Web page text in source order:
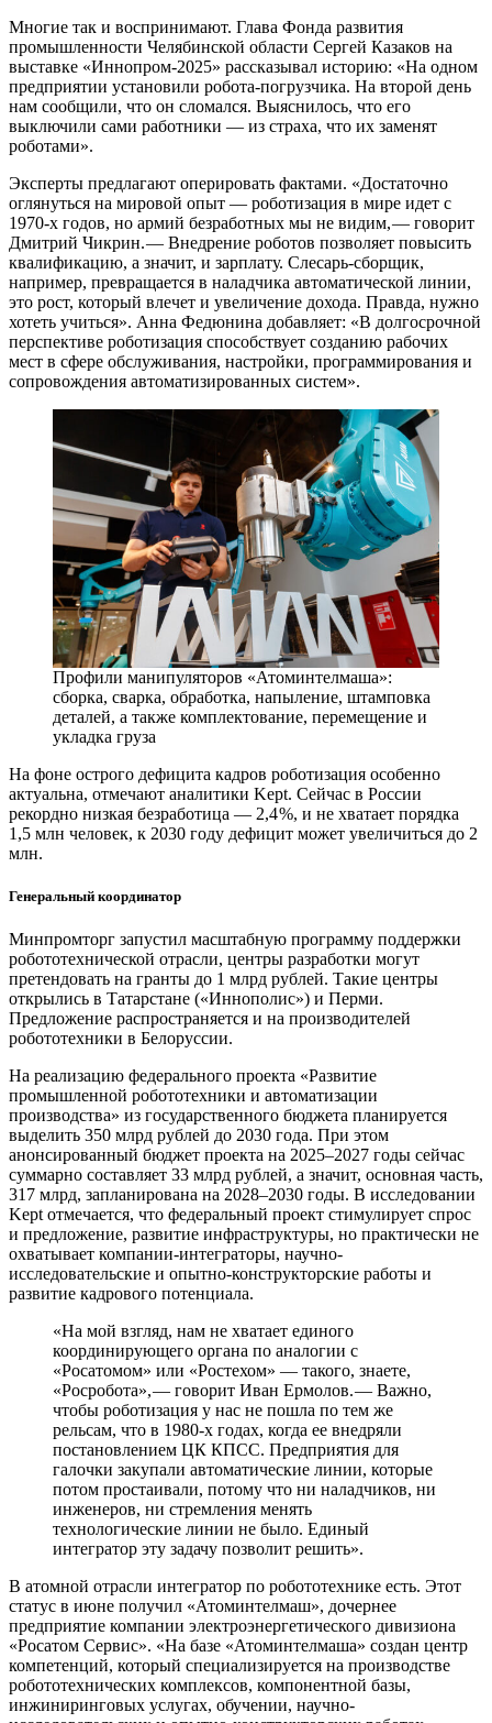
Многие так и воспринимают. Глава Фонда развития
промышленности Челябинской области Сергей Казаков на
выставке «Иннопром‑2025» рассказывал историю: «На одном
предприятии установили робота-погрузчика. На второй день
нам сообщили, что он сломался. Выяснилось, что его
выключили сами работники — ​из страха, что их заменят
роботами».
Эксперты предлагают оперировать фактами. «Достаточно
оглянуться на мировой опыт — ​роботизация в мире идет с
1970‑х годов, но армий безработных мы не видим, — ​говорит
Дмитрий Чикрин. — ​Внедрение роботов позволяет повысить
квалификацию, а значит, и зарплату. Слесарь-сборщик,
например, превращается в наладчика автоматической линии,
это рост, который влечет и увеличение дохода. Правда, нужно
хотеть учиться». Анна Федюнина добавляет: «В долгосрочной
перспективе роботизация способствует созданию рабочих
мест в сфере обслуживания, настройки, программирования и
сопровождения автоматизированных систем».
Профили манипуляторов «Атоминтелмаша»:
сборка, сварка, обработка, напыление, штамповка
деталей, а также комплектование, перемещение и
укладка груза
На фоне острого дефицита кадров роботизация особенно
актуальна, отмечают аналитики Kept. Сейчас в России
рекордно низкая безработица — ​2,4 %, и не хватает порядка
1,5 млн человек, к 2030 году дефицит может увеличиться до 2
млн.
Генеральный координатор
Минпромторг запустил масштабную программу поддержки
робототехнической отрасли, центры разработки могут
претендовать на гранты до 1 млрд рублей. Такие центры
открылись в Татарстане («Иннополис») и Перми.
Предложение распространяется и на производителей
робототехники в Белоруссии.
На реализацию федерального проекта «Развитие
промышленной робототехники и автоматизации
производства» из государственного бюджета планируется
выделить 350 млрд рублей до 2030 года. При этом
анонсированный бюджет проекта на 2025–2027 годы сейчас
суммарно составляет 33 млрд рублей, а значит, основная часть,
317 млрд, запланирована на 2028–2030 годы. В исследовании
Kept отмечается, что федеральный проект стимулирует спрос
и предложение, развитие инфраструктуры, но практически не
охватывает компании-интеграторы, научно-
исследовательские и опытно-конструкторские работы и
развитие кадрового потенциала.
«На мой взгляд, нам не хватает единого
координирующего органа по аналогии с
«Росатомом» или «Ростехом» — ​такого, знаете,
«Росробота», — ​говорит Иван Ермолов. — ​Важно,
чтобы роботизация у нас не пошла по тем же
рельсам, что в 1980-х годах, когда ее внедряли
постановлением ЦК КПСС. Предприятия для
галочки закупали автоматические линии, которые
потом простаивали, потому что ни наладчиков, ни
инженеров, ни стремления менять
технологические линии не было. Единый
интегратор эту задачу позволит решить».
В атомной отрасли интегратор по робототехнике есть. Этот
статус в июне получил «Атоминтелмаш», дочернее
предприятие компании электроэнергетического дивизиона
«Росатом Сервис». «На базе «Атоминтелмаша» создан центр
компетенций, который специализируется на производстве
робототехнических комплексов, компонентной базы,
инжиниринговых услугах, обучении, научно-